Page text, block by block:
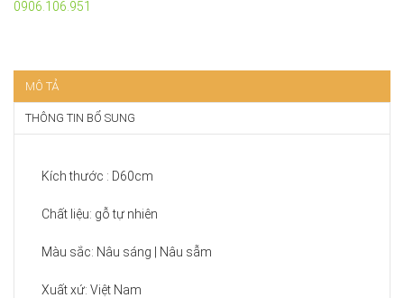
0906.106.951
MÔ TẢ
THÔNG TIN BỔ SUNG
Kích thước : D60cm
Chất liệu: gỗ tự nhiên
Màu sắc: Nâu sáng | Nâu sẫm
Xuất xứ: Việt Nam